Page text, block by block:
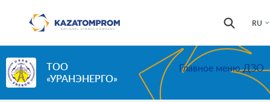
RU
Форма
Поиск
ТОО
«УРАНЭНЕРГО»
Главное меню ДЗО